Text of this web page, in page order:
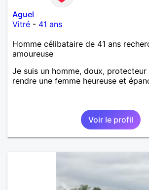
Aguel
Vitré - 41 ans
Homme célibataire de 41 ans
amoureuse
Je suis un homme, doux,
rendre une femme heureuse et
Voir le profil